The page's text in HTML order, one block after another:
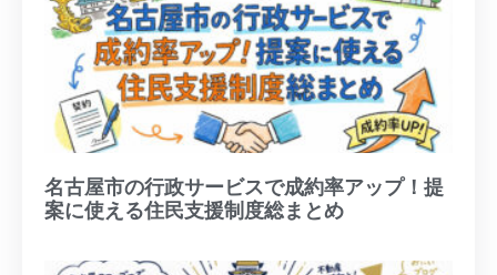
名古屋市の行政サービスで成約率アップ！提
案に使える住民支援制度総まとめ